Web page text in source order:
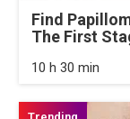
Find
The First
10 h 30 min